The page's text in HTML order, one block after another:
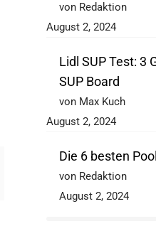
von Redaktion
August 2, 2024
Lidl SUP Test: 3
SUP Board
von Max Kuch
August 2, 2024
Die 6 besten
von Redaktion
August 2, 2024